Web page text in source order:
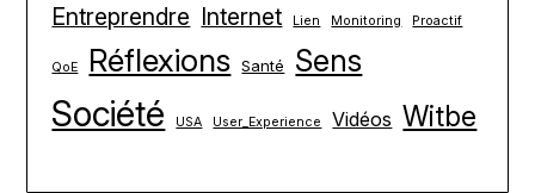
Entreprendre Internet Lien Monitoring Proactif
QoE Réflexions Santé Sens
Société USA User_Experience Vidéos Witbe